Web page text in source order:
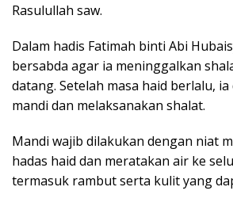
Rasulullah saw.
Dalam hadis Fatimah binti Abi
bersabda agar ia meninggalkan
datang. Setelah masa haid berlalu,
mandi dan melaksanakan shalat.
Mandi wajib dilakukan dengan niat
hadas haid dan meratakan air ke
termasuk rambut serta kulit yang